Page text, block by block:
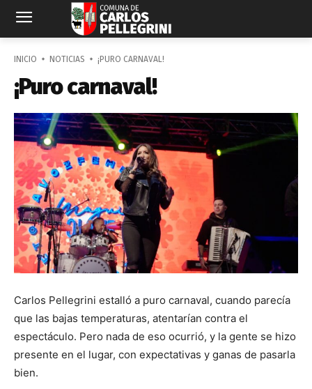
INICIO NOTICIAS ¡PURO CARNAVAL!
¡Puro carnaval!
Carlos Pellegrini estalló a puro carnaval, cuando parecía
que las bajas temperaturas, atentarían contra el
espectáculo. Pero nada de eso ocurrió, y la gente se hizo
presente en el lugar, con expectativas y ganas de pasarla
bien.